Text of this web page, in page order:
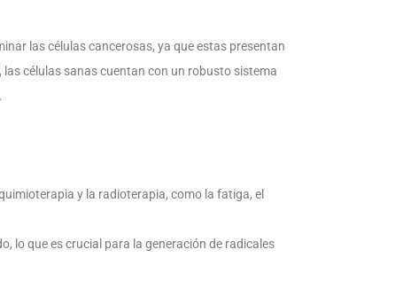
las células cancerosas, ya que estas presentan
células sanas cuentan con un robusto sistema
y la radioterapia, como la fatiga, el
lo que es crucial para la generación de radicales